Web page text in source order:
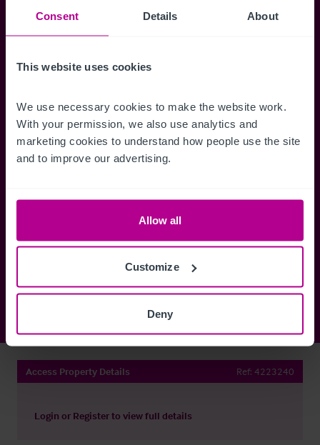
Consent Details About
This website uses cookies
We use necessary cookies to make the website work.
With your permission, we also use analytics and
marketing cookies to understand how people use the site
and to improve our advertising.
Allow all
Customize
Deny
Accéder à tous les détails
Accédez à des informations
de localisation, des plans d'étage,
plus encore.
Alertes
Vous avez déjà un compte?
Connectez-vous maintenant
Access Property Details Ref: 4223240
Login or Registerto view full details